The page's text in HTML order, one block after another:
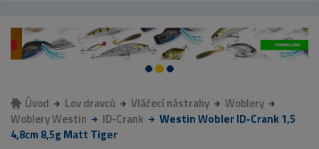
Úvod Lov dravců Vláčecí nástrahy
Woblery
Woblery Westin
ID-Crank
Westin Wobler ID-Crank 1,5
4,8cm 8,5g Matt Tiger